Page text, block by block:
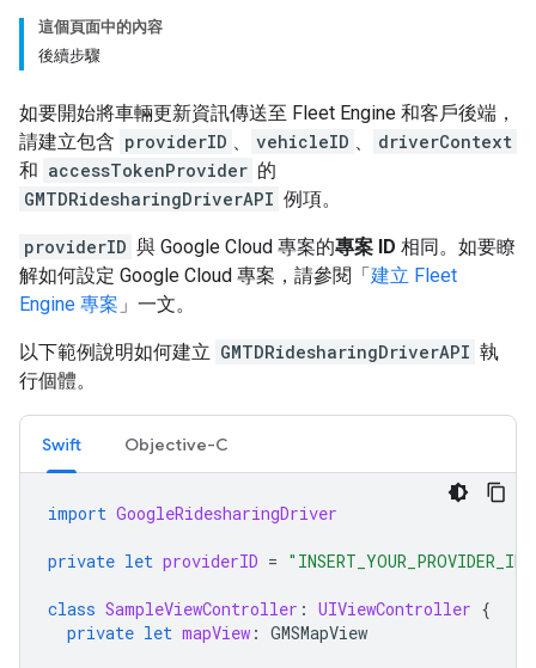
這個頁面中的內容
後續步驟
如要開始將車輛更新資訊傳送至 Fleet Engine 和客戶後端，
請建立包含 providerID 、 vehicleID 、
driverContext
和 accessTokenProvider 的
GMTDRidesharingDriverAPI 例項。
providerID 與 Google Cloud 專案的專案 ID 相同。如要瞭
解如何設定 Google Cloud 專案，請參閱「建立 Fleet
Engine 專案 」一文。
以下範例說明如何建立 GMTDRidesharingDriverAPI 執
行個體。
Swift Objective-C
import GoogleRidesharingDriver
private let providerID = "INSERT_YOUR_PROVIDER_ID"
class SampleViewController : UIViewController {
private let mapView : GMSMapView